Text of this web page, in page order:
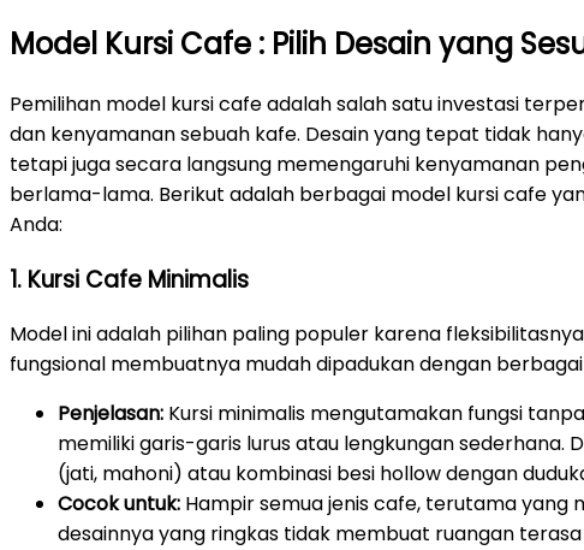
Model Kursi Cafe : Pilih Desain yang
Pemilihan model kursi cafe adalah salah satu investasi
dan kenyamanan sebuah kafe. Desain yang tepat tidak
tetapi juga secara langsung memengaruhi kenyamanan
berlama-lama. Berikut adalah berbagai model kursi cafe
Anda:
1. Kursi Cafe Minimalis
Model ini adalah pilihan paling populer karena
fungsional membuatnya mudah dipadukan dengan
Penjelasan: Kursi minimalis mengutamakan fungsi
memiliki garis-garis lurus atau lengkungan sederhana.
(jati, mahoni) atau kombinasi besi hollow dengan
Cocok untuk: Hampir semua jenis cafe, terutama yang
desainnya yang ringkas tidak membuat ruangan